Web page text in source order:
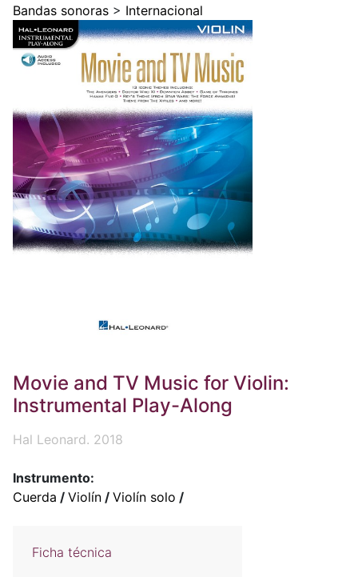
Bandas sonoras > Internacional
Movie and TV Music for Violin:
Instrumental Play-Along
Hal Leonard. 2018
Instrumento:
Cuerda / Violín / Violín solo /
Ficha técnica